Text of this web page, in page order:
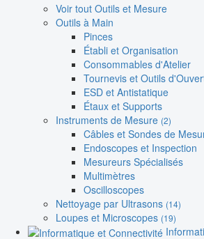
Voir tout Outils et Mesure
Outils à Main
Pinces
Établi et Organisation
Consommables d'Atelier
Tournevis et Outils
ESD et Antistatique
Étaux et Supports
Instruments de Mesure (2)
Câbles et Sondes de
Endoscopes et Inspection
Mesureurs Spécialisés
Multimètres
Oscilloscopes
Nettoyage par Ultrasons (14)
Loupes et Microscopes (19)